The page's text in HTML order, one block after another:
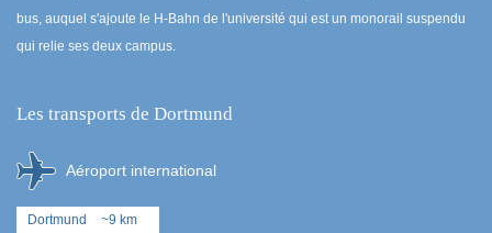
bus, auquel s'ajoute le H-Bahn de l'université qui est un monorail suspendu
qui relie ses deux campus.
Les transports de Dortmund
Aéroport international
Dortmund ~9 km